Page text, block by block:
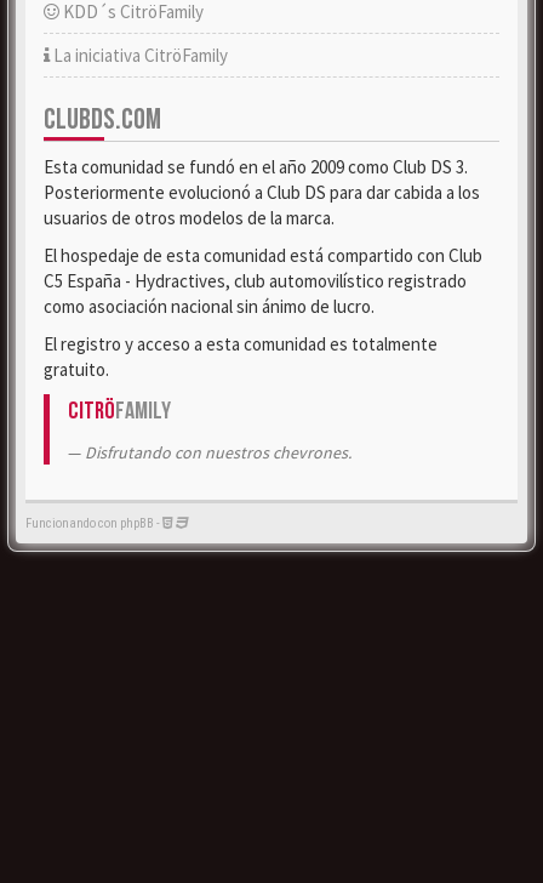
KDD´s CitröFamily
La iniciativa CitröFamily
CLUBDS.COM
Esta comunidad se fundó en el año 2009 como Club DS 3.
Posteriormente evolucionó a Club DS para dar cabida a los
usuarios de otros modelos de la marca.
El hospedaje de esta comunidad está compartido con Club
C5 España - Hydractives, club automovilístico registrado
como asociación nacional sin ánimo de lucro.
El registro y acceso a esta comunidad es totalmente
gratuito.
CitröFamily
Disfrutando con nuestros chevrones.
Funcionando con phpBB -